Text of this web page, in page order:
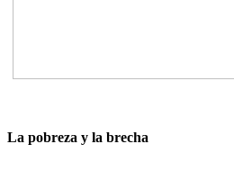
La pobreza y la brecha